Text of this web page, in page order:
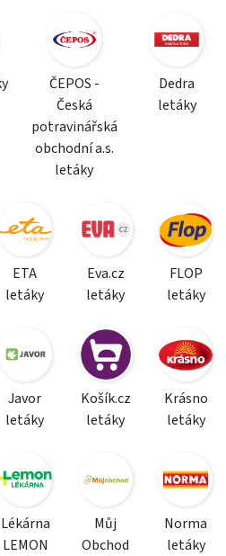
ČEPOS -
Česká
potravinářská
obchodní a.s.
letáky
Dedra
letáky
ETA
letáky
Eva.cz
letáky
FLOP
letáky
Javor
letáky
Košík.cz
letáky
Krásno
letáky
Lékárna
LEMON
Můj
Obchod
Norma
letáky